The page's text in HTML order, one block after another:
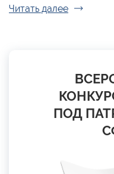
Читать далее
ПОД